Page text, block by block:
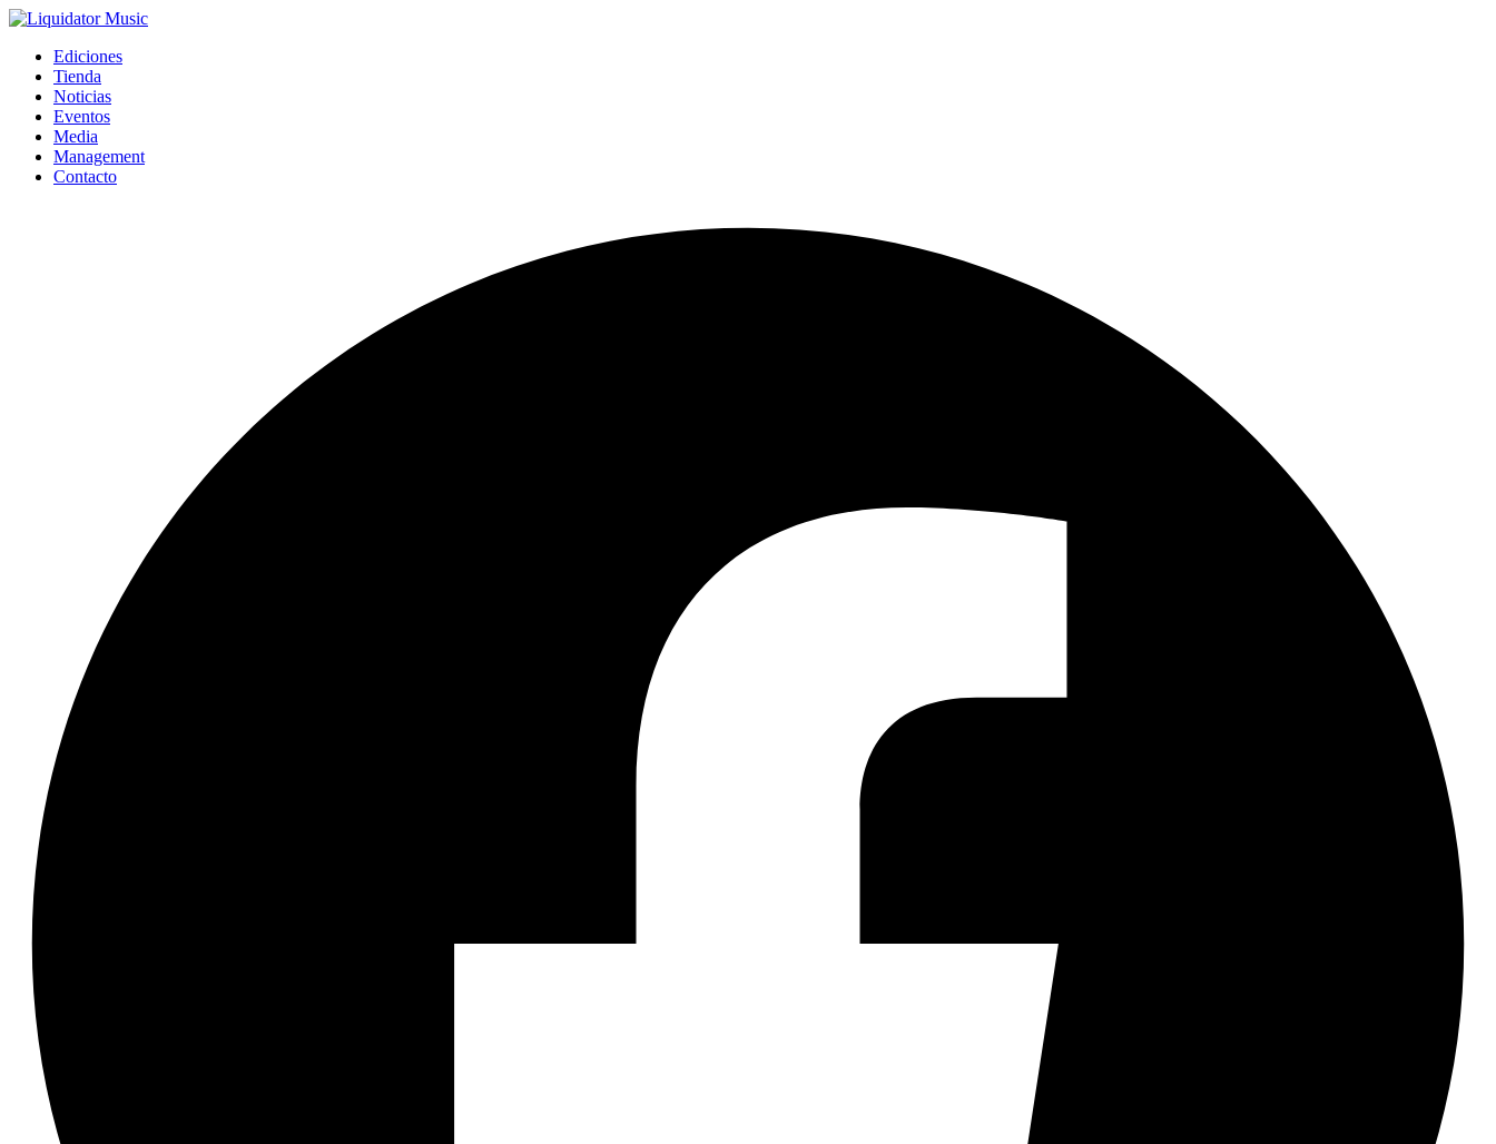
Ediciones
Tienda
Noticias
Eventos
Media
Management
Contacto